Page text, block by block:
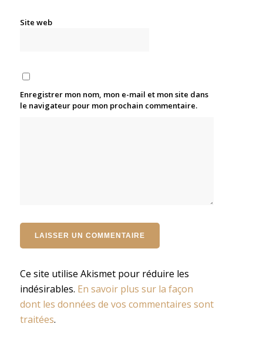
Site web
Enregistrer mon nom, mon e-mail et mon site dans
le navigateur pour mon prochain commentaire.
Ce site utilise Akismet pour réduire les
indésirables. En savoir plus sur la façon
dont les données de vos commentaires sont
traitées.